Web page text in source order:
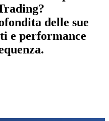
delle sue
e performance